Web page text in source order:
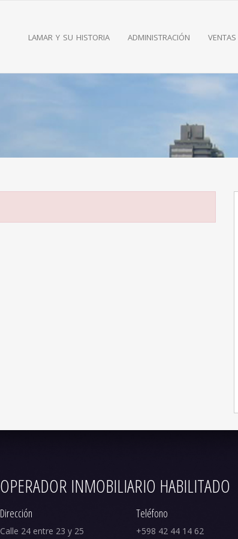
lamar y su historia administración ventas
OPERADOR INMOBILIARIO HABILITADO
Dirección
Calle 24 entre 23 y 25
Teléfono
+598 42 44 14 62